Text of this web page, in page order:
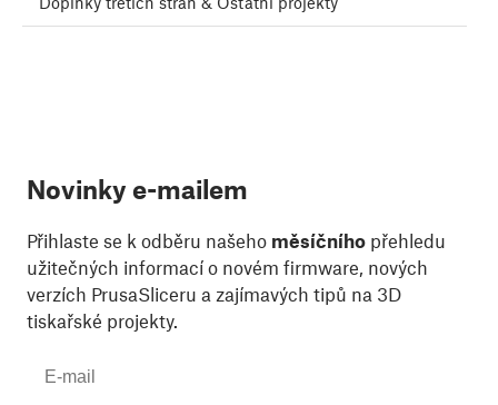
Novinky e-mailem
Přihlaste se k odběru našeho měsíčního přehledu
užitečných informací o novém firmware, nových
verzích PrusaSliceru a zajímavých tipů na 3D
tiskařské projekty.